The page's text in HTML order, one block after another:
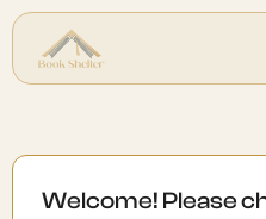
Welcome! Please